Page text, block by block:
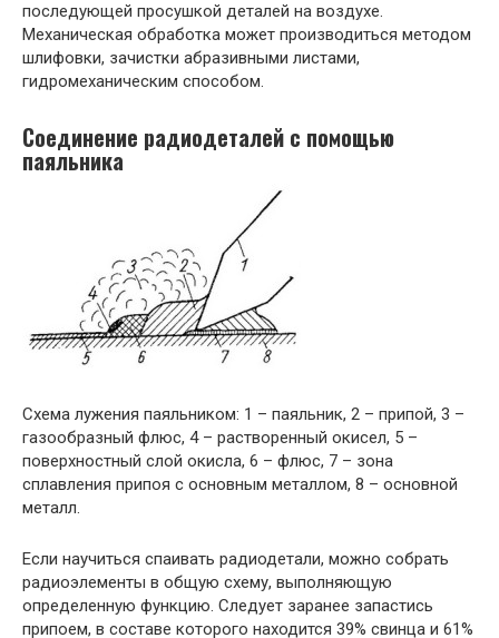
последующей просушкой деталей на воздухе.
Механическая обработка может производиться методом
шлифовки, зачистки абразивными листами,
гидромеханическим способом.
Соединение радиодеталей с помощью
паяльника
Схема лужения паяльником: 1 – паяльник, 2 – припой, 3 –
газообразный флюс, 4 – растворенный окисел, 5 –
поверхностный слой окисла, 6 – флюс, 7 – зона
сплавления припоя с основным металлом, 8 – основной
металл.
Если научиться спаивать радиодетали, можно собрать
радиоэлементы в общую схему, выполняющую
определенную функцию. Следует заранее запастись
припоем, в составе которого находится 39% свинца и 61%